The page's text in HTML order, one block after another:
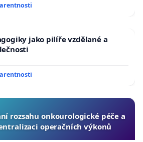
jako pilíře vzdělané a
rozsahu onkourologické péče a
operačních výkonů